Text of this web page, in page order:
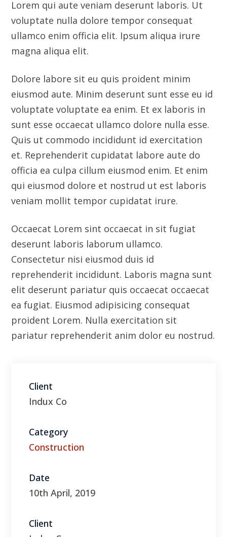
sunt esse occaecat ullamco dolore nulla esse.
Quis ut commodo incididunt id exercitation
et. Reprehenderit cupidatat labore aute do
qui eiusmod dolore et nostrud ut est laboris
veniam mollit tempor cupidatat irure.
Occaecat Lorem sint occaecat in sit fugiat
deserunt laboris laborum ullamco.
Consectetur nisi eiusmod duis id
reprehenderit incididunt. Laboris magna sunt
elit deserunt pariatur quis occaecat occaecat
ea fugiat. Eiusmod adipisicing consequat
pariatur reprehenderit anim dolor eu nostrud.
Client
Indux Co
Category
Construction
10th April, 2019
Indux Co
Visit Website